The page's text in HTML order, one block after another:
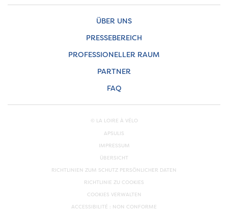
ÜBER UNS
PRESSEBEREICH
PROFESSIONELLER RAUM
PARTNER
FAQ
© LA LOIRE À VÉLO
APSULIS
IMPRESSUM
ÜBERSICHT
RICHTLINIEN ZUM SCHUTZ PERSÖNLICHER DATEN
RICHTLINIE ZU COOKIES
COOKIES VERWALTEN
ACCESSIBILITÉ : NON CONFORME